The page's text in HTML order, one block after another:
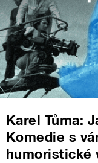
Karel Tůma:
Komedie s
humoristické